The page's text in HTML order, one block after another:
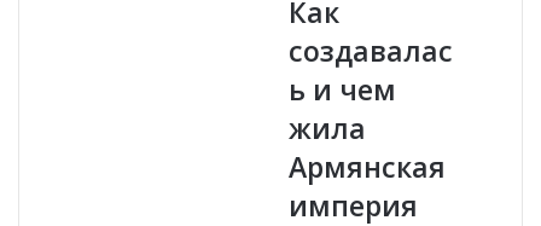
к
й
А
м
е
и
Как
создавалас
ь и чем
жила
Армянская
империя